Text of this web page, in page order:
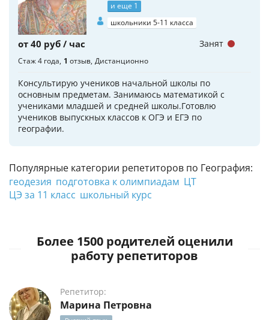
Популярные категории репетиторов по География:
геодезия подготовка к олимпиадам ЦТ
ЦЭ за 11 класс школьный курс
и еще 1
школьники 5-11 класса
от 40 руб / час
Стаж 4 года 1 отзыв Дистанционно
Консультирую учеников начальной школы по
основным предметам. Занимаюсь математикой с
учениками младшей и средней школы.Готовлю
учеников выпускных классов к ОГЭ и ЕГЭ по
географии.
Занят
Более 1500 родителей оценили
работу репетиторов
Репетитор:
Марина Петровна